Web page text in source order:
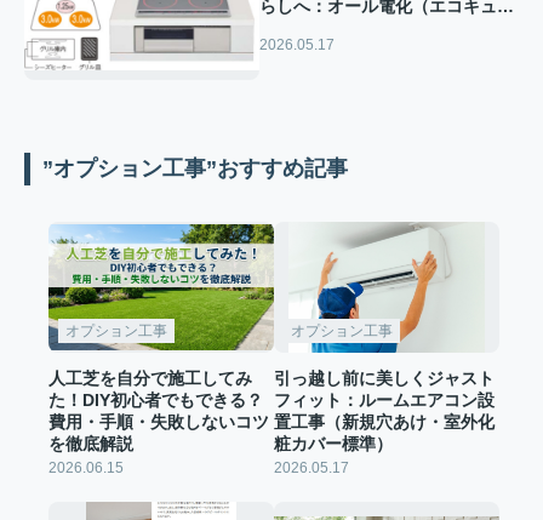
らしへ：オール電化（エコキュー
2026.05.17
”オプション工事”おすすめ記事
オプション工事
人工芝を自分で施工してみ
た！DIY初心者でもできる？
費用・手順・失敗しないコツ
を徹底解説
2026.06.15
オプション工事
引っ越し前に美しくジャスト
フィット：ルームエアコン設
置工事（新規穴あけ・室外化
粧カバー標準）
2026.05.17